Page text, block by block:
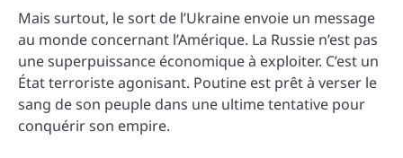
Mais surtout, le sort de l’Ukraine envoie un message
au monde concernant l’Amérique. La Russie n’est pas
une superpuissance économique à exploiter. C’est un
État terroriste agonisant. Poutine est prêt à verser le
sang de son peuple dans une ultime tentative pour
conquérir son empire.